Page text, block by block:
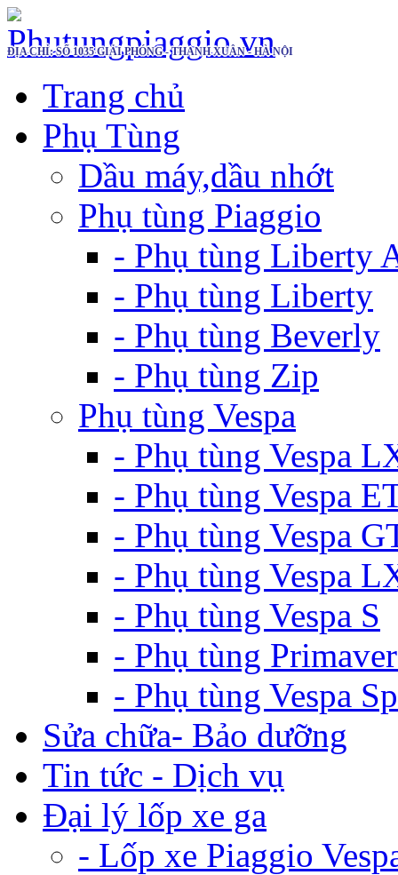
ĐỊA CHỈ: SỐ 1035 GIẢI PHÓNG - THANH XUÂN - HÀ NỘI
Trang chủ
Phụ Tùng
Dầu máy,dầu nhớt
Phụ tùng Piaggio
- Phụ tùng Liberty
- Phụ tùng Liberty
- Phụ tùng Beverly
- Phụ tùng Zip
Phụ tùng Vespa
- Phụ tùng Vespa
- Phụ tùng Vespa
- Phụ tùng Vespa
- Phụ tùng Vespa
- Phụ tùng Vespa S
- Phụ tùng
- Phụ tùng Vespa
Sửa chữa- Bảo dưỡng
Tin tức - Dịch vụ
Đại lý lốp xe ga
- Lốp xe Piaggio